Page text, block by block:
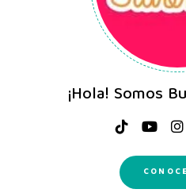
¡Hola! Somos